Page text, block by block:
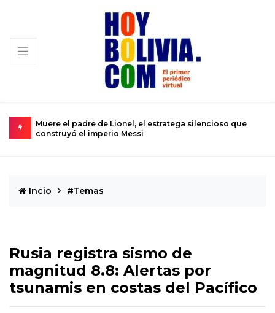
Muere el padre de Lionel, el estratega silencioso que
construyó el imperio Messi
Incio #Temas
Rusia registra sismo de
magnitud 8.8: Alertas por
tsunamis en costas del Pacífico